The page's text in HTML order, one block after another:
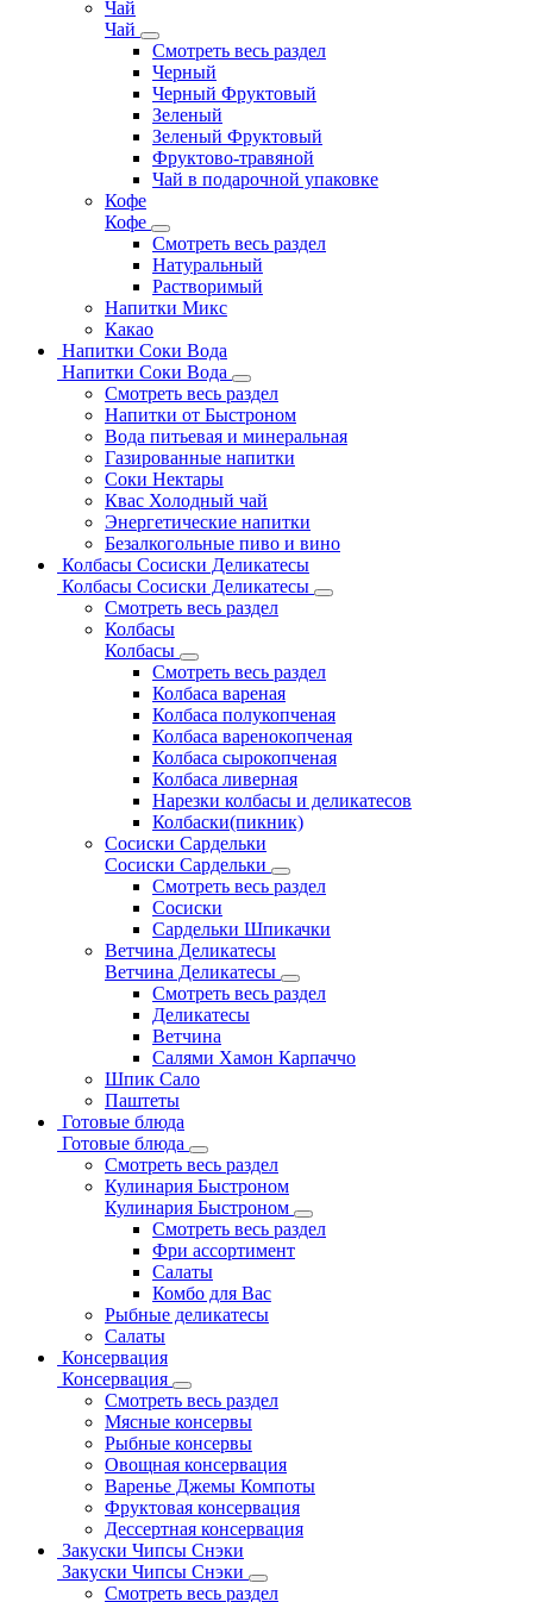
Чай
Чай
Смотреть весь раздел
Черный
Черный Фруктовый
Зеленый
Зеленый Фруктовый
Фруктово-травяной
Чай в подарочной упаковке
Кофе
Кофе
Смотреть весь раздел
Натуральный
Растворимый
Напитки Микс
Какао
Напитки Соки Вода
Напитки Соки Вода
Смотреть весь раздел
Напитки от Быстроном
Вода питьевая и минеральная
Газированные напитки
Соки Нектары
Квас Холодный чай
Энергетические напитки
Безалкогольные пиво и вино
Колбасы Сосиски Деликатесы
Колбасы Сосиски Деликатесы
Смотреть весь раздел
Колбасы
Колбасы
Смотреть весь раздел
Колбаса вареная
Колбаса полукопченая
Колбаса варенокопченая
Колбаса сырокопченая
Колбаса ливерная
Нарезки колбасы и деликатесов
Колбаски(пикник)
Сосиски Сардельки
Сосиски Сардельки
Смотреть весь раздел
Сосиски
Сардельки Шпикачки
Ветчина Деликатесы
Ветчина Деликатесы
Смотреть весь раздел
Деликатесы
Ветчина
Салями Хамон Карпаччо
Шпик Сало
Паштеты
Готовые блюда
Готовые блюда
Смотреть весь раздел
Кулинария Быстроном
Кулинария Быстроном
Смотреть весь раздел
Фри ассортимент
Салаты
Комбо для Вас
Рыбные деликатесы
Салаты
Консервация
Консервация
Смотреть весь раздел
Мясные консервы
Рыбные консервы
Овощная консервация
Варенье Джемы Компоты
Фруктовая консервация
Дессертная консервация
Закуски Чипсы Снэки
Закуски Чипсы Снэки
Смотреть весь раздел